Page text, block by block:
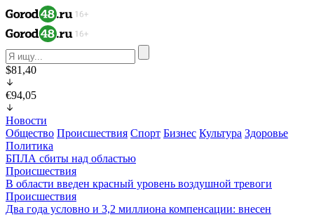
$81,40
€94,05
Новости
Общество Происшествия Спорт Бизнес Культура Здоровье
Политика
БПЛА сбиты над областью
Происшествия
В области введен красный уровень воздушной тревоги
Происшествия
Два года условно и 3,2 миллиона компенсации: внесен